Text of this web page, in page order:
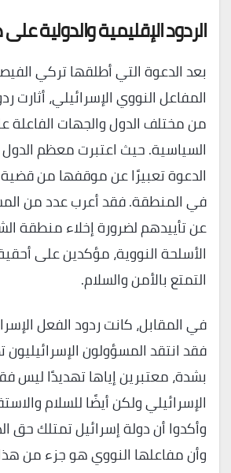
الردود الإقليمية والدولية
بعد الدعوة التي أطلقها تركي
المفاعل النووي الإسرائيلي، أثارت
من مختلف الدول والجهات الفاعلة
السياسية. حيث اعتبرت معظم
الدعوة تعبيرًا عن موقفها من
في المنطقة. فقد أعرب عدد من
عن تأييدهم لضرورة إخلاء منطقة
الأسلحة النووية، مؤكدين على
التمتع بالأمن والسلام.
في المقابل، كانت ردود الفعل
فقد انتقد المسؤولون
بشدة، معتبرين إياها تهديدًا ليس
الإسرائيلي ولكن أيضًا للسلام
وأكدوا أن دولة إسرائيل تمتلك حق
وأن مفاعلها النووي هو جزء من هذا